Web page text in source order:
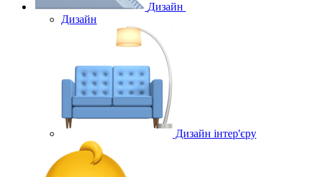
Дизайн
Дизайн
Дизайн інтер'єру